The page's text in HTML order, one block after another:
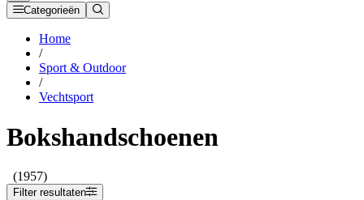
Categorieën
Home
/
Sport & Outdoor
/
Vechtsport
Bokshandschoenen
(1957)
Filter resultaten